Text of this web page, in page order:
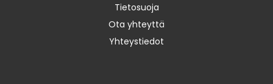
Tietosuoja
Ota yhteyttä
Yhteystiedot